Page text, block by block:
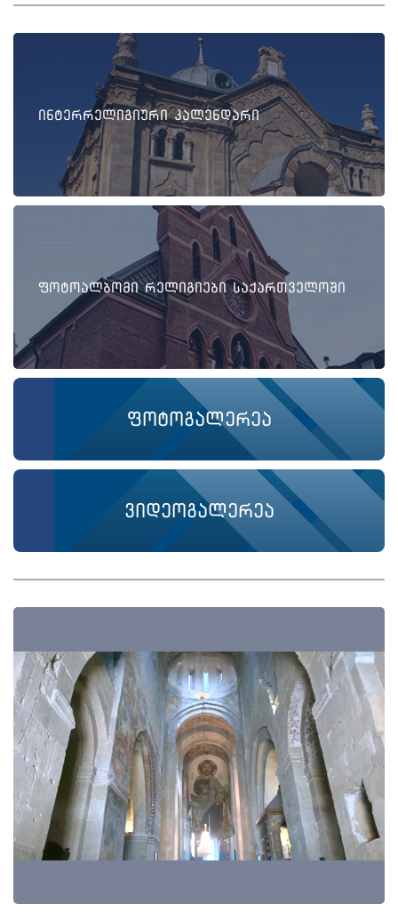
ინტერრელიგიური კალენდარი
ფოტოალბომი რელიგიები საქართველოში
ფოტოგალერეა
ვიდეოგალერეა